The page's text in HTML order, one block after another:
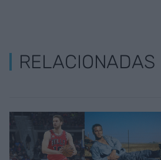
RELACIONADAS